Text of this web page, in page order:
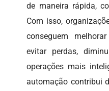
de maneira rápida,
Com isso,
conseguem
evitar perdas,
operações mais
automação contribui